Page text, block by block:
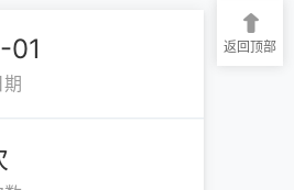
01
期
返回顶部